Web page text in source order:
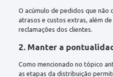
O acúmulo de pedidos que não
atrasos e custos extras, além
reclamações dos clientes.
2. Manter a
Como mencionado no tópico
as etapas da distribuição